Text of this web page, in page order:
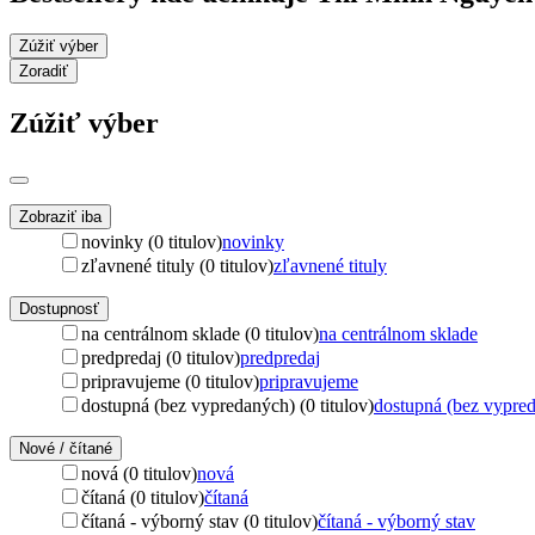
Zúžiť výber
Zoradiť
Zúžiť výber
Zobraziť iba
novinky (0 titulov)novinky
zľavnené tituly (0 titulov)zľavnené tituly
Dostupnosť
na centrálnom sklade (0 titulov)na centrálnom sklade
predpredaj (0 titulov)predpredaj
pripravujeme (0 titulov)pripravujeme
dostupná (bez vypredaných) (0 titulov)dostupná (bez
Nové / čítané
nová (0 titulov)nová
čítaná (0 titulov)čítaná
čítaná - výborný stav (0 titulov)čítaná - výborný stav